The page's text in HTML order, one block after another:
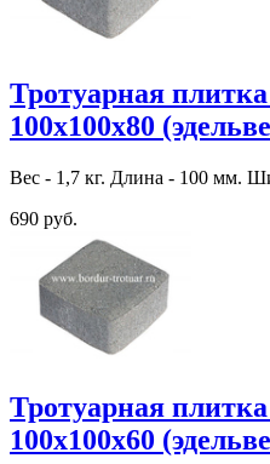
Тротуарная
100х100х80
Вес - 1,7 кг. Длина - 100 мм.
690 руб.
Тротуарная
100х100х60